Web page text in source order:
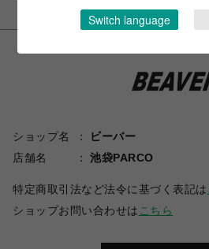
ショップ名
ビーバー
店舗名
池袋PARCO
特定商取引法など法令に基づく表記は
ショップお問い合わせは こちら
Switch language